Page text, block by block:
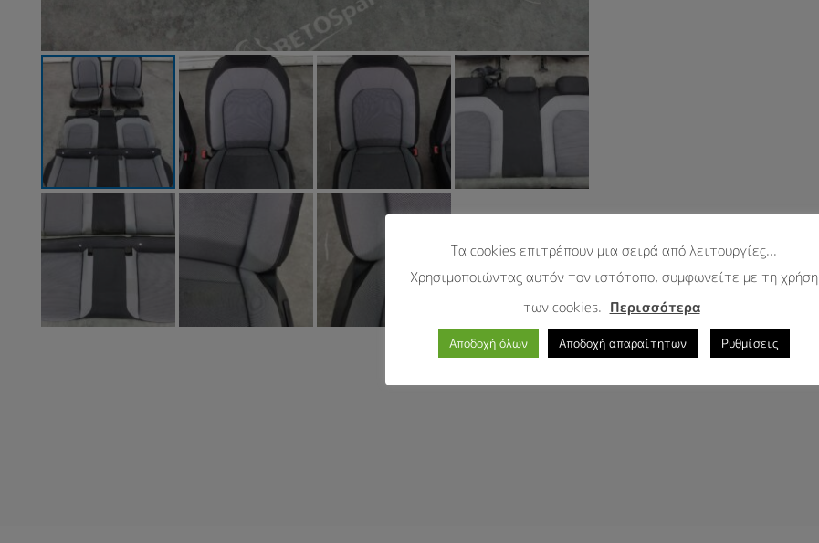
Τα cookies επιτρέπουν μια σειρά από λειτουργίες...
Χρησιμοποιώντας αυτόν τον ιστότοπο, συμφωνείτε με τη χρήση
των cookies. Περισσότερα
Αποδοχή όλων Αποδοχή απαραίτητων Ρυθμίσεις